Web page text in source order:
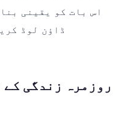
ڈاؤن لوڈ
روزمرہ زندگی کے